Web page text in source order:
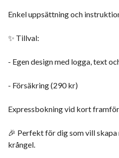
Enkel uppsättning och
✨ Tillval:
- Egen design med logga, text
- Försäkring (290 kr)
Expressbokning vid kort
🎉 Perfekt för dig som vill skapa
krångel.